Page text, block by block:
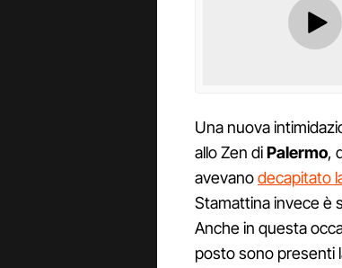
Una nuova
allo Zen diPalermo,
avevanodecapitato
Stamattina invece è
Anche in questa
posto sono presenti